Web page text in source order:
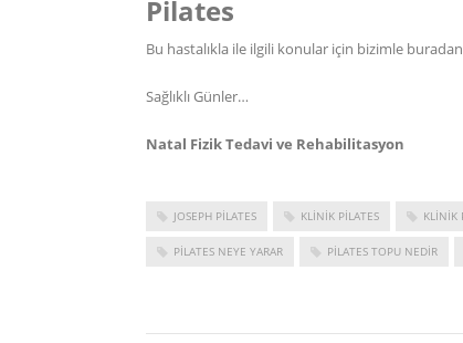
Pilates
Bu hastalıkla ile ilgili konular için bizimle buradan
Sağlıklı Günler…
Natal Fizik Tedavi ve Rehabilitasyon
JOSEPH PILATES KLINIK PILATES KLINIK
PILATES NEYE YARAR PILATES TOPU NEDIR